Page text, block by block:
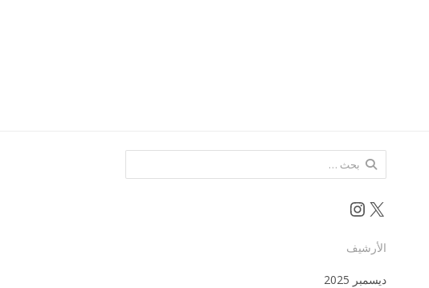
البحث
عن:
X
Instagram
الأرشيف
ديسمبر 2025